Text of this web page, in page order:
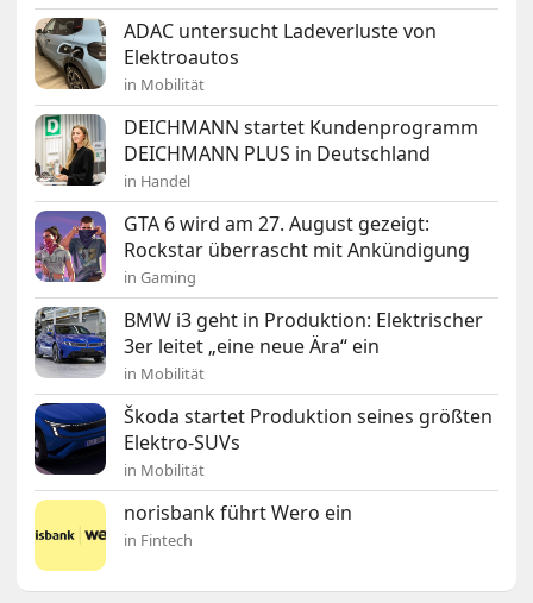
ADAC untersucht Ladeverluste von
Elektroautos
in Mobilität
DEICHMANN startet Kundenprogramm
DEICHMANN PLUS in Deutschland
in Handel
GTA 6 wird am 27. August gezeigt:
Rockstar überrascht mit Ankündigung
in Gaming
BMW i3 geht in Produktion: Elektrischer
3er leitet „eine neue Ära“ ein
in Mobilität
Škoda startet Produktion seines größten
Elektro-SUVs
in Mobilität
norisbank führt Wero ein
in Fintech